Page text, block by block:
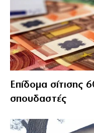
Επίδομα σίτισης
σπουδαστές